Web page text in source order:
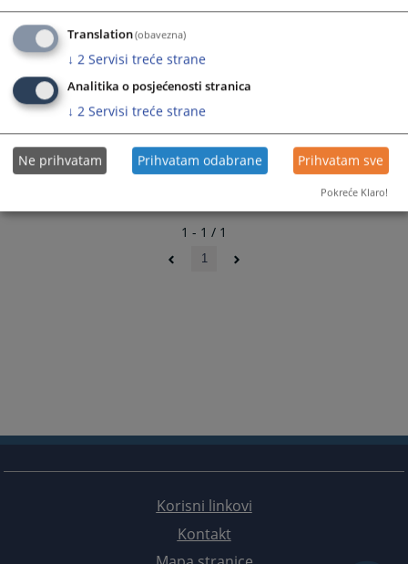
Prateći dokumenti
Kodeks sudijske etike
1 - 1 / 1
1
Korisni linkovi
Kontakt
Translation(obavezna)
↓ 2 Servisi treće strane
Analitika o posjećenosti stranica
↓ 2 Servisi treće strane
Ne prihvatam Prihvatam odabrane Prihvatam sve
Pokreće Klaro!